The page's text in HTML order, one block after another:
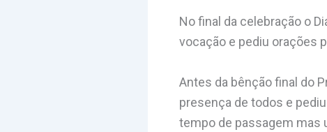
No final da celebração o
vocação e pediu orações
Antes da bênção final do
presença de todos e
tempo de passagem mas